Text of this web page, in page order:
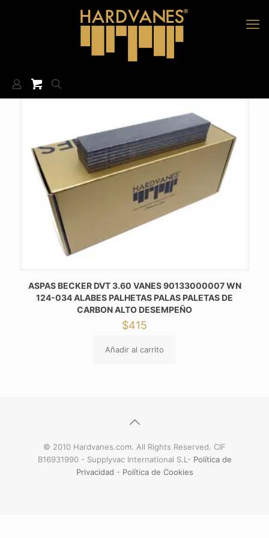
ASPAS BECKER DVT 3.60 VANES 90133000007 WN
124-034 ALABES PALHETAS PALAS PALETAS DE
CARBON ALTO DESEMPEÑO
$415
Añadir al carrito
© 2010 Hardvanes.com. All Rights Reserved. CIF
B16931990 - Supplyvac International S.L- Política de
Privacidad - Política de Cookies